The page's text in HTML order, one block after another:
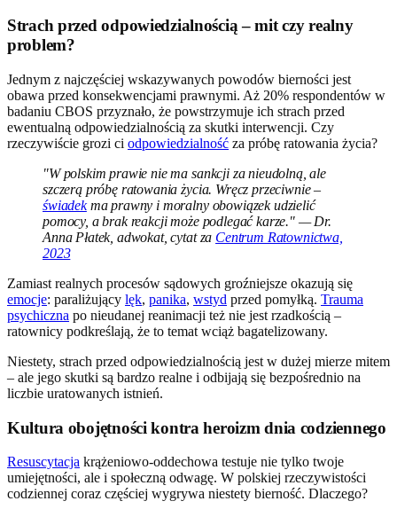
Strach przed odpowiedzialnością – mit czy realny
problem?
Jednym z najczęściej wskazywanych powodów bierności jest
obawa przed konsekwencjami prawnymi. Aż 20% respondentów w
badaniu CBOS przyznało, że powstrzymuje ich strach przed
ewentualną odpowiedzialnością za skutki interwencji. Czy
rzeczywiście grozi ci odpowiedzialność za próbę ratowania życia?
"W polskim prawie nie ma sankcji za nieudolną, ale
szczerą próbę ratowania życia. Wręcz przeciwnie –
świadekma prawny i moralny obowiązek udzielić
pomocy, a brak reakcji może podlegać karze." — Dr.
Anna Płatek, adwokat, cytat za Centrum Ratownictwa,
2023
Zamiast realnych procesów sądowych groźniejsze okazują się
emocje: paraliżujący lęk, panika, wstyd przed pomyłką. Trauma
psychiczna po nieudanej reanimacji też nie jest rzadkością –
ratownicy podkreślają, że to temat wciąż bagatelizowany.
Niestety, strach przed odpowiedzialnością jest w dużej mierze mitem
– ale jego skutki są bardzo realne i odbijają się bezpośrednio na
liczbie uratowanych istnień.
Kultura obojętności kontra heroizm dnia codziennego
Resuscytacja krążeniowo-oddechowa testuje nie tylko twoje
umiejętności, ale i społeczną odwagę. W polskiej rzeczywistości
codziennej coraz częściej wygrywa niestety bierność. Dlaczego?